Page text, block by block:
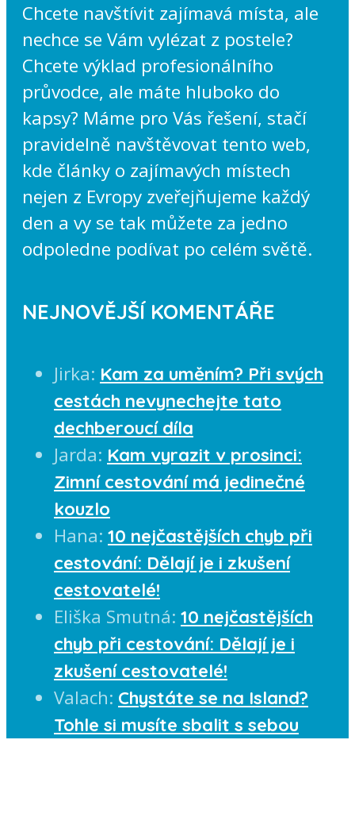
Chcete navštívit zajímavá místa, ale
nechce se Vám vylézat z postele?
Chcete výklad profesionálního
průvodce, ale máte hluboko do
kapsy? Máme pro Vás řešení, stačí
pravidelně navštěvovat tento web,
kde články o zajímavých místech
nejen z Evropy zveřejňujeme každý
den a vy se tak můžete za jedno
odpoledne podívat po celém světě.
NEJNOVĚJŠÍ KOMENTÁŘE
Jirka: Kam za uměním? Při svých
cestách nevynechejte tato
dechberoucí díla
Jarda: Kam vyrazit v prosinci:
Zimní cestování má jedinečné
kouzlo
Hana: 10 nejčastějších chyb při
cestování: Dělají je i zkušení
cestovatelé!
Eliška Smutná: 10 nejčastějších
chyb při cestování: Dělají je i
zkušení cestovatelé!
Valach: Chystáte se na Island?
Tohle si musíte sbalit s sebou